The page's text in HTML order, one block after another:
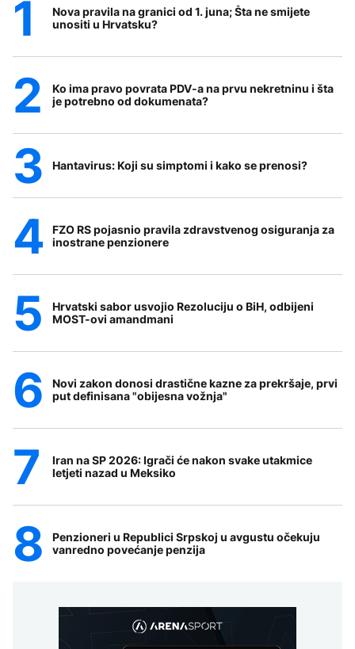
Nova pravila na granici od 1. juna; Šta ne smijete
unositi u Hrvatsku?
Ko ima pravo povrata PDV-a na prvu nekretninu i šta
je potrebno od dokumenata?
Hantavirus: Koji su simptomi i kako se prenosi?
FZO RS pojasnio pravila zdravstvenog osiguranja za
inostrane penzionere
Hrvatski sabor usvojio Rezoluciju o BiH, odbijeni
MOST-ovi amandmani
Novi zakon donosi drastične kazne za prekršaje, prvi
put definisana "obijesna vožnja"
Iran na SP 2026: Igrači će nakon svake utakmice
letjeti nazad u Meksiko
Penzioneri u Republici Srpskoj u avgustu očekuju
vanredno povećanje penzija